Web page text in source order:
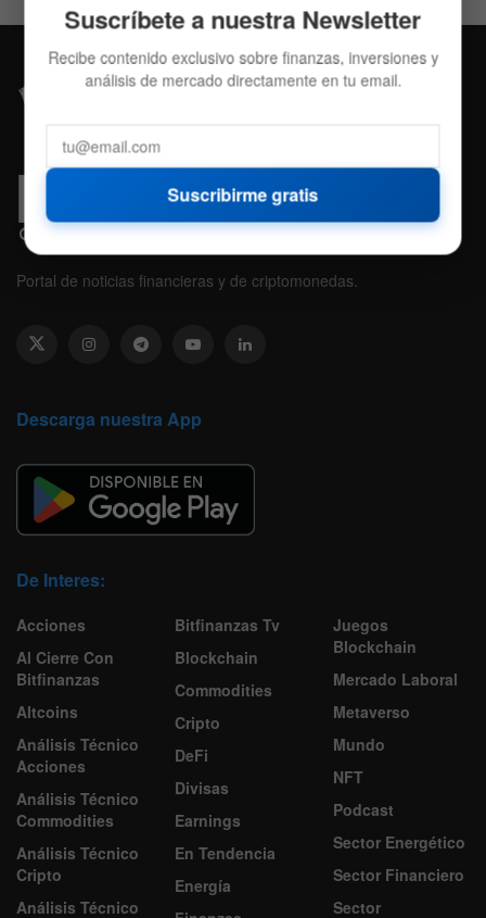
Portal de noticias financieras y de criptomonedas.
Descarga nuestra App
De Interes:
Acciones
Al Cierre Con
Bitfinanzas
Altcoins
Análisis Técnico
Acciones
Análisis Técnico
Commodities
Análisis Técnico
Cripto
Análisis Técnico
Bitfinanzas Tv
Blockchain
Commodities
Cripto
DeFi
Divisas
Earnings
En Tendencia
Energía
Juegos
Blockchain
Mercado Laboral
Metaverso
Mundo
NFT
Podcast
Sector Energético
Sector Financiero
Sector
Suscríbete a nuestra Newsletter
Recibe contenido exclusivo sobre finanzas, inversiones y
análisis de mercado directamente en tu email.
Suscribirme gratis